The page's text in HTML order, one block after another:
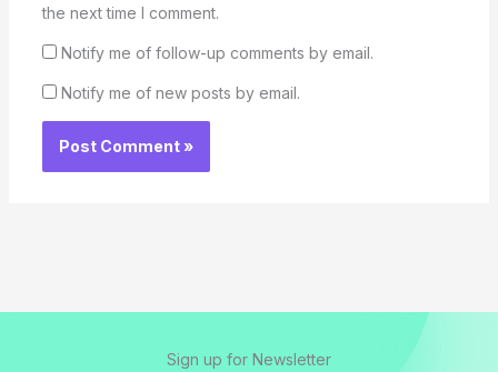
the next time I comment.
Notify me of follow-up comments by email.
Notify me of new posts by email.
Sign up for Newsletter